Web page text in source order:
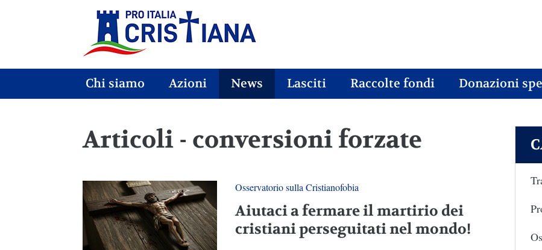
Chi siamo Azioni News Lasciti Raccolte fondi Donazioni
Articoli - conversioni forzate
Osservatorio sulla Cristianofobia
Aiutaci a fermare il martirio dei
cristiani perseguitati nel mondo!